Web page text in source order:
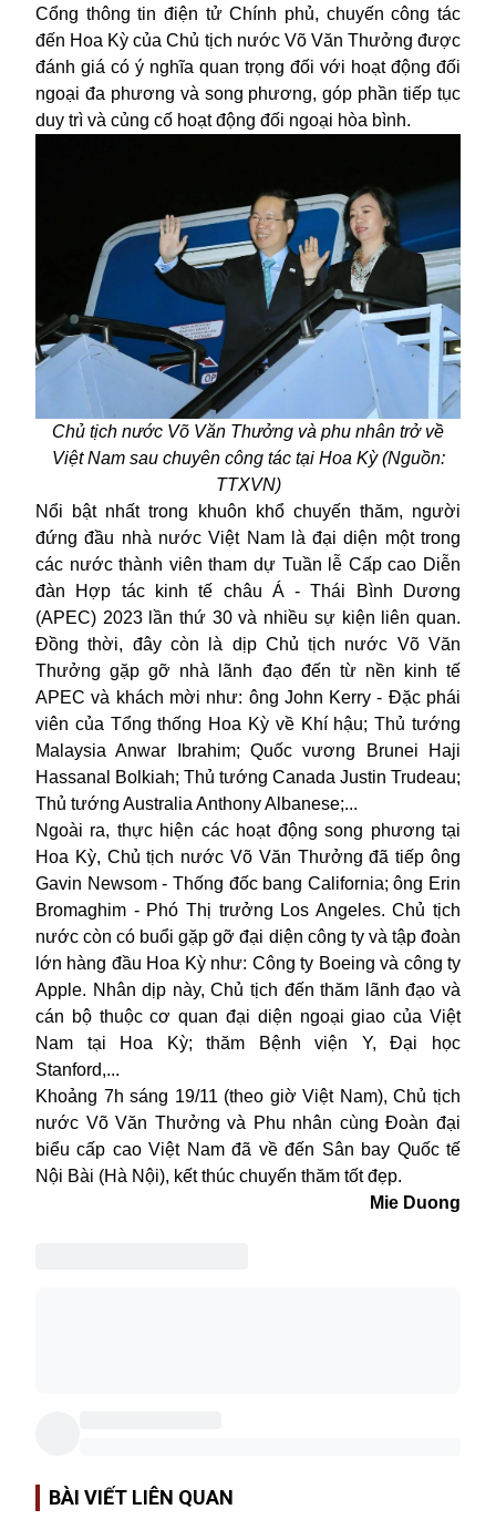
Cổng thông tin điện tử Chính phủ, chuyến công tác
đến Hoa Kỳ của Chủ tịch nước Võ Văn Thưởng được
đánh giá có ý nghĩa quan trọng đối với hoạt động đối
ngoại đa phương và song phương, góp phần tiếp tục
duy trì và củng cố hoạt động đối ngoại hòa bình.
Chủ tịch nước Võ Văn Thưởng và phu nhân trở về
Việt Nam sau chuyên công tác tại Hoa Kỳ (Nguồn:
TTXVN)
Nổi bật nhất trong khuôn khổ chuyến thăm, người
đứng đầu nhà nước Việt Nam là đại diện một trong
các nước thành viên tham dự Tuần lễ Cấp cao Diễn
đàn Hợp tác kinh tế châu Á - Thái Bình Dương
(APEC) 2023 lần thứ 30 và nhiều sự kiện liên quan.
Đồng thời, đây còn là dịp Chủ tịch nước Võ Văn
Thưởng gặp gỡ nhà lãnh đạo đến từ nền kinh tế
APEC và khách mời như: ông John Kerry - Đặc phái
viên của Tổng thống Hoa Kỳ về Khí hậu; Thủ tướng
Malaysia Anwar Ibrahim; Quốc vương Brunei Haji
Hassanal Bolkiah; Thủ tướng Canada Justin Trudeau;
Thủ tướng Australia Anthony Albanese;...
Ngoài ra, thực hiện các hoạt động song phương tại
Hoa Kỳ, Chủ tịch nước Võ Văn Thưởng đã tiếp ông
Gavin Newsom - Thống đốc bang California; ông Erin
Bromaghim - Phó Thị trưởng Los Angeles. Chủ tịch
nước còn có buổi gặp gỡ đại diện công ty và tập đoàn
lớn hàng đầu Hoa Kỳ như: Công ty Boeing và công ty
Apple. Nhân dịp này, Chủ tịch đến thăm lãnh đạo và
cán bộ thuộc cơ quan đại diện ngoại giao của Việt
Nam tại Hoa Kỳ; thăm Bệnh viện Y, Đại học
Stanford,...
Khoảng 7h sáng 19/11 (theo giờ Việt Nam), Chủ tịch
nước Võ Văn Thưởng và Phu nhân cùng Đoàn đại
biểu cấp cao Việt Nam đã về đến Sân bay Quốc tế
Nội Bài (Hà Nội), kết thúc chuyến thăm tốt đẹp.
Mie Duong
BÀI VIẾT LIÊN QUAN